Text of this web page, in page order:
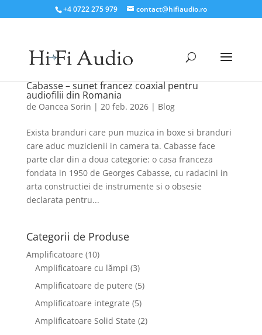
+4 0722 275 979 contact@hifiaudio.ro
Cabasse – sunet francez coaxial pentru
audiofilii din Romania
de Oancea Sorin | 20 feb. 2026| Blog
Exista branduri care pun muzica in boxe si branduri
care aduc muzicienii in camera ta. Cabasse face
parte clar din a doua categorie: o casa franceza
fondata in 1950 de Georges Cabasse, cu radacini in
arta constructiei de instrumente si o obsesie
declarata pentru...
Categorii de Produse
Amplificatoare (10)
Amplificatoare cu lămpi (3)
Amplificatoare de putere (5)
Amplificatoare integrate (5)
Amplificatoare Solid State (2)